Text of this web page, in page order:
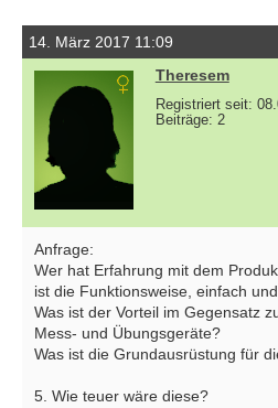
14. März 2017 11:09
Theresem
Registriert seit:
Beiträge: 2
Anfrage:
Wer hat Erfahrung mit dem
ist die Funktionsweise, einfach
Was ist der Vorteil im Gegensatz
Mess- und Übungsgeräte?
Was ist die Grundausrüstung für
5. Wie teuer wäre diese?